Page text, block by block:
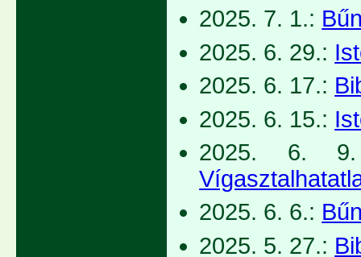
2025. 7. 1.:
2025. 6. 29.:
2025. 6. 17.:
2025. 6. 15.:
2025. 6. 9.
2025. 6. 6.:
2025. 5. 27.: